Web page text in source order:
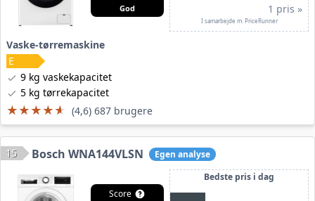
God 1 pris »
I samarbejde m. PriceRunner
Vaske-tørremaskine
9 kg vaskekapacitet
5 kg tørrekapacitet
★★★★★
★★★★★ (4,6) 687 brugere
15 Bosch WNA144VLSN Egen analyse
Score
Bedste pris i dag